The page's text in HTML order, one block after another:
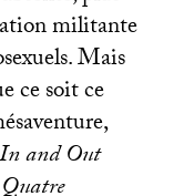
militante
Mais
ce soit ce
and Out